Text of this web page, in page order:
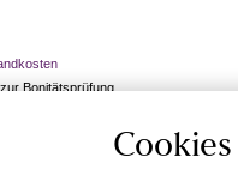
Bonitätsprüfung